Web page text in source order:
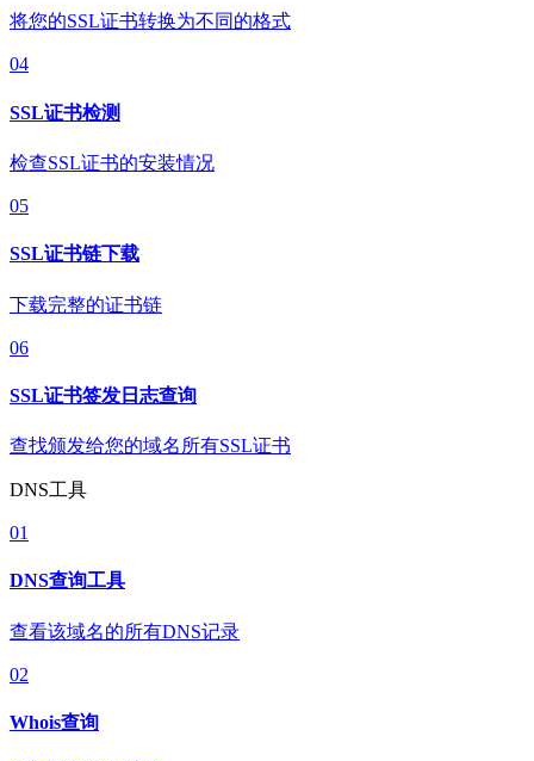
将您的SSL证书转换为不同的格式
04
SSL证书检测
检查SSL证书的安装情况
05
SSL证书链下载
下载完整的证书链
06
SSL证书签发日志查询
查找颁发给您的域名所有SSL证书
DNS工具
01
DNS查询工具
查看该域名的所有DNS记录
02
Whois查询